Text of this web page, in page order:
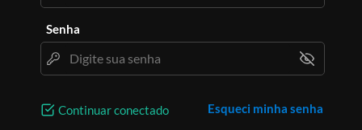
Senha
Continuar conectado Esqueci minha senha